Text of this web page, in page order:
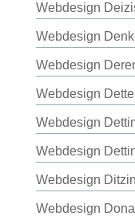
Webdesign
Webdesign
Webdesign
Webdesign
Webdesign
Webdesign
Webdesign
Webdesign